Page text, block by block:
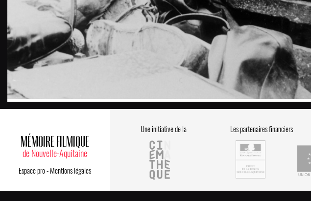
MÉMOIRE FILMIQUE
de Nouvelle-Aquitaine
Espace pro- Mentions légales
Une initiative de la Les partenaires financiers